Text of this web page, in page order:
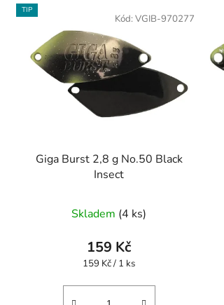
TIP
Giga Burst 2,8 g No.50 Black
Insect
hodnocení
produktu
je
z
Skladem (4 ks)
159 Kč
Měrná
159 Kč / 1 ks
Kód: VGIB-970277